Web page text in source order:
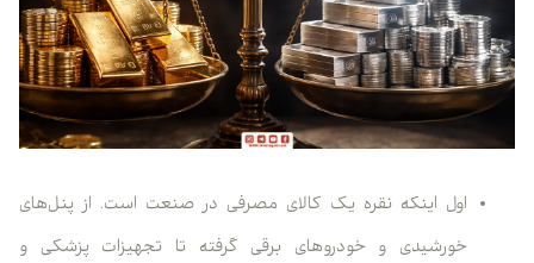
اول اینکه نقره یک کالای مصرفی در صنعت است. از پنل‌های
خورشیدی و خودروهای برقی گرفته تا تجهیزات پزشکی و